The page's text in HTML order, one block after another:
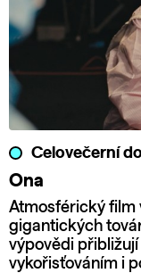
Celovečerní
Ona
Atmosférický film
gigantických
výpovědi
vykořisťováním i